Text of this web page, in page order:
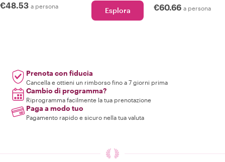
€48.53 a persona Esplora €60.66 a persona
Prenota con fiducia
Cancella e ottieni un rimborso fino a 7 giorni prima
Cambio di programma?
Riprogramma facilmente la tua prenotazione
Paga a modo tuo
Pagamento rapido e sicuro nella tua valuta